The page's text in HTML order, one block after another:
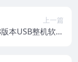
上一篇
本USB整机软件